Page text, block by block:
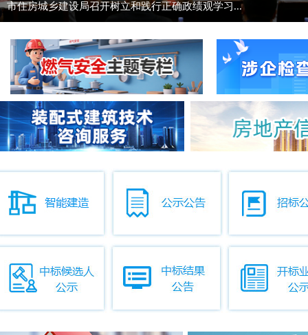
市住房城乡建设局召开树立和践行正确政绩观学习...